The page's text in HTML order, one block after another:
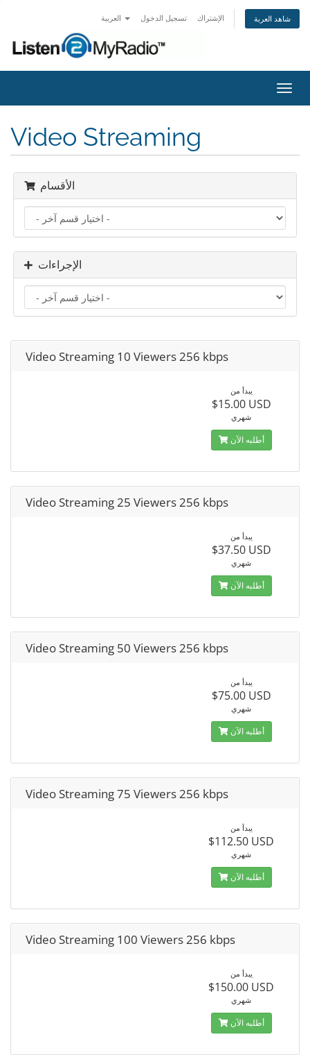
تسجيل الدخول الإشتراك شاهد العربة
تبديل
التنقل
Video Streaming
الأقسام
الإجراءات
Video Streaming 10 Viewers 256 kbps
يبدأ من
$15.00 USD
شهري
أطلبه الآن
Video Streaming 25 Viewers 256 kbps
يبدأ من
$37.50 USD
شهري
أطلبه الآن
Video Streaming 50 Viewers 256 kbps
يبدأ من
$75.00 USD
شهري
أطلبه الآن
Video Streaming 75 Viewers 256 kbps
يبدأ من
$112.50 USD
شهري
أطلبه الآن
Video Streaming 100 Viewers 256 kbps
يبدأ من
$150.00 USD
شهري
أطلبه الآن